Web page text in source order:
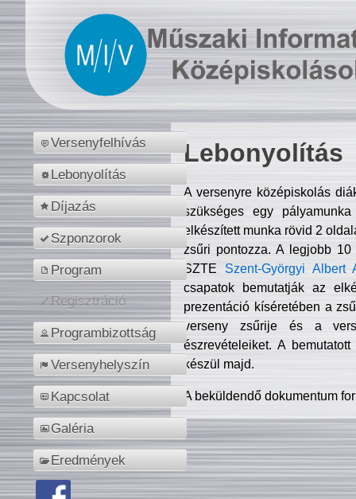
Versenyfelhívás
Lebonyolítás
Díjazás
Szponzorok
Program
Regisztráció
Programbizottság
Versenyhelyszín
Kapcsolat
Galéria
Eredmények
Lebonyolítás
A versenyre középiskolás
szükséges egy
elkészített munka rövid 2
zsűri pontozza. A legjobb
SZTE Szent-Györgyi Albert
csapatok bemutatják az
prezentáció kíséretében a
verseny zsűrije és a
észrevételeiket. A
készül majd.
A beküldendő dokumentum